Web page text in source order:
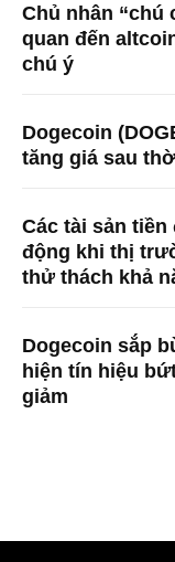
Chủ nhân “chú
quan đến
chú ý
Dogecoin
tăng giá sau
Các tài sản
động khi thị
thử thách khả
Dogecoin sắp
hiện tín hiệu
giảm